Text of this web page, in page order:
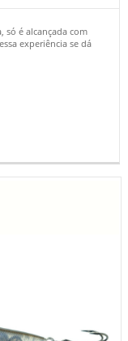
só é alcançada com
experiência se dá